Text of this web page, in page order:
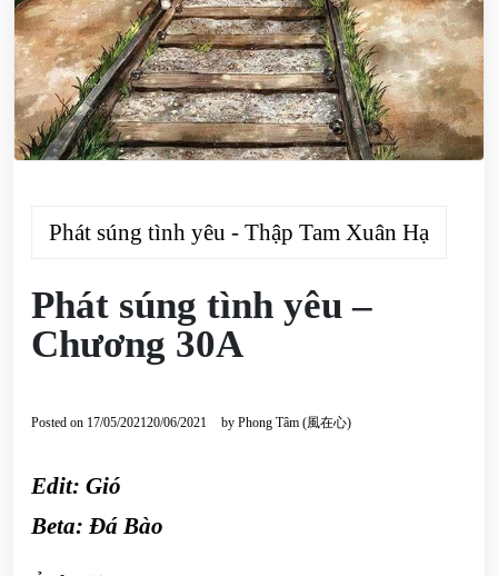
Phát súng tình yêu - Thập Tam Xuân Hạ
Phát súng tình yêu –
Chương 30A
Posted on 17/05/202120/06/2021 by Phong Tâm (風在心)
Edit: Gió
Beta: Đá Bào